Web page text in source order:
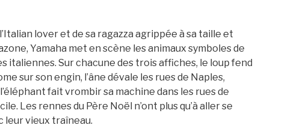
lover et de sa ragazza agrippée à sa taille et
Yamaha met en scène les animaux symboles de
italiennes. Sur chacune des trois affiches, le loup fend
sur son engin, l’âne dévale les rues de Naples,
fait vrombir sa machine dans les rues de
Les rennes du Père Noël n’ont plus qu’à aller se
leur vieux traîneau.